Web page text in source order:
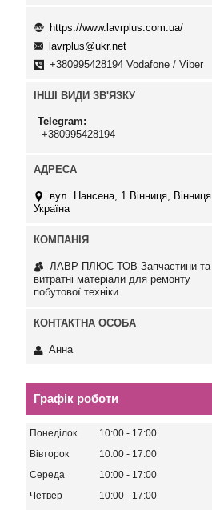
https://www.lavrplus.com.ua/
lavrplus@ukr.net
+380995428194 Vodafone / Viber
ІНШІ ВИДИ ЗВ'ЯЗКУ
Telegram
+380995428194
вул. Нансена, 1 Вінниця, Вінниця,
Україна
ЛАВР ПЛЮС ТОВ Запчастини та
витратні матеріали для ремонту
побутової техніки
Анна
Графік роботи
Понеділок 10:00
17:00
Вівторок
10:00
17:00
Середа
10:00
17:00
Четвер
10:00 17:00